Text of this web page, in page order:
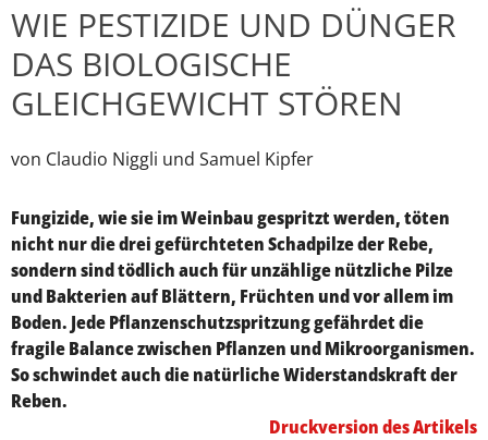
WIE PESTIZIDE UND DÜNGER
DAS BIOLOGISCHE
GLEICHGEWICHT STÖREN
von Claudio Niggli und Samuel Kipfer
Fungizide, wie sie im Weinbau gespritzt werden, töten
nicht nur die drei gefürchteten Schadpilze der Rebe,
sondern sind tödlich auch für unzählige nützliche Pilze
und Bakterien auf Blättern, Früchten und vor allem im
Boden. Jede Pflanzenschutzspritzung gefährdet die
fragile Balance zwischen Pflanzen und Mikroorganismen.
So schwindet auch die natürliche Widerstandskraft der
Reben.
Druckversion des Artikels